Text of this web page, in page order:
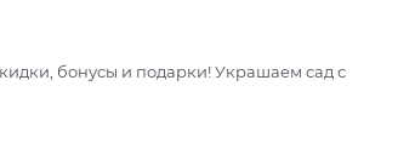
бонусы и подарки! Украшаем сад с